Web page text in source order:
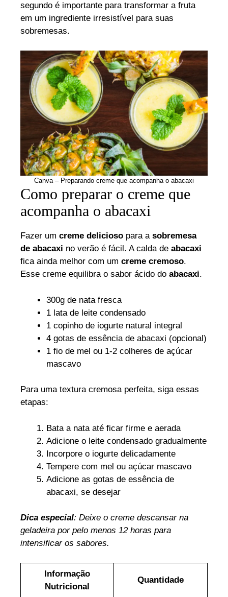
segundo é importante para transformar a fruta
em um ingrediente irresistível para suas
sobremesas.
Canva – Preparando creme que acompanha o abacaxi
Como preparar o creme que
acompanha o abacaxi
Fazer um creme delicioso para a sobremesa
de abacaxi no verão é fácil. A calda de abacaxi
fica ainda melhor com um creme cremoso.
Esse creme equilibra o sabor ácido do abacaxi.
300g de nata fresca
1 lata de leite condensado
1 copinho de iogurte natural integral
4 gotas de essência de abacaxi (opcional)
1 fio de mel ou 1-2 colheres de açúcar
mascavo
Para uma textura cremosa perfeita, siga essas
etapas:
Bata a nata até ficar firme e aerada
Adicione o leite condensado gradualmente
Incorpore o iogurte delicadamente
Tempere com mel ou açúcar mascavo
Adicione as gotas de essência de
abacaxi, se desejar
Dica especial: Deixe o creme descansar na
geladeira por pelo menos 12 horas para
intensificar os sabores.
Informação
Nutricional
Quantidade